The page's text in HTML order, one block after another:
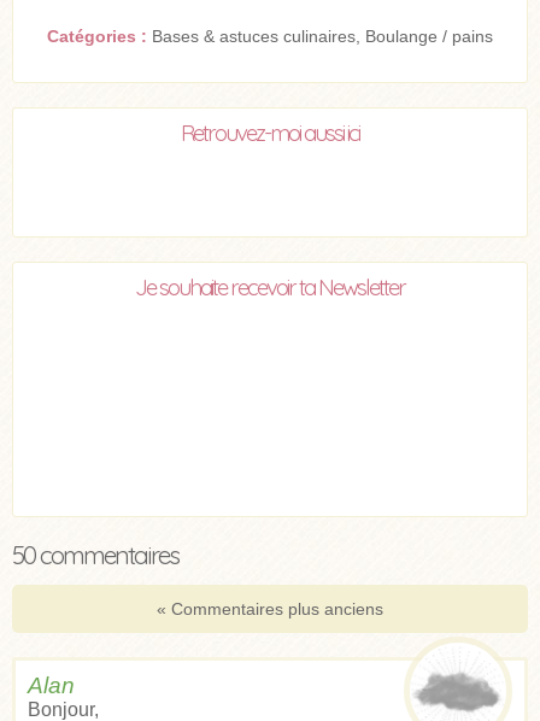
Catégories : Bases & astuces culinaires Boulange / pains
Retrouvez-moi aussi ici
Je souhaite recevoir ta Newsletter
50 commentaires
« Commentaires plus anciens
Alan
Bonjour,